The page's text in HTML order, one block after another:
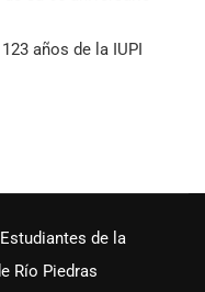
años de la IUPI
de la
Río Piedras